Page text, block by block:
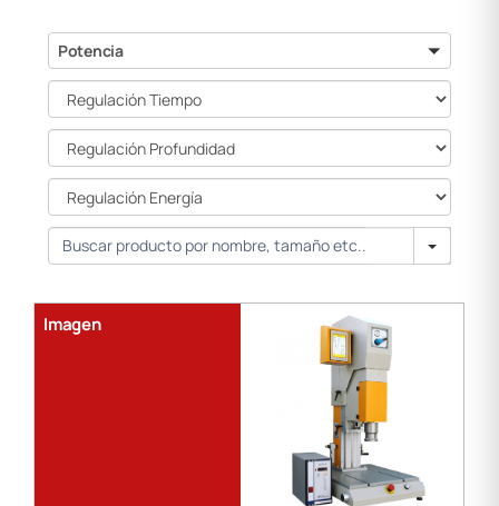
Potencia
Potencia
Tiempo
Profundidad
Energía
Search
Imagen